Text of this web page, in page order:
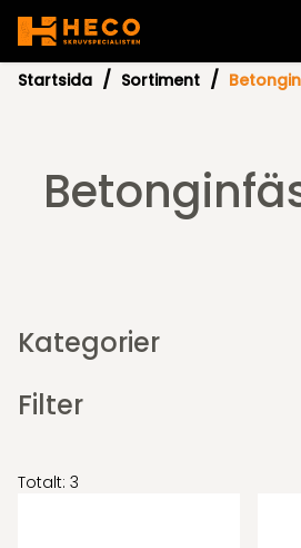
Startsida Sortiment
Totalt: 3
Kategorier
Filter